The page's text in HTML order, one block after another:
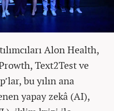
Alon Health,
Text2Test ve
bu yılın ana
yapay zekâ (AI),